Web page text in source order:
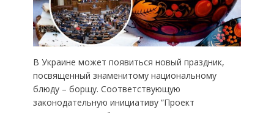
В Украине может появиться новый праздник,
посвященный знаменитому национальному
блюду – борщу. Соответствующую
законодательную инициативу “Проект